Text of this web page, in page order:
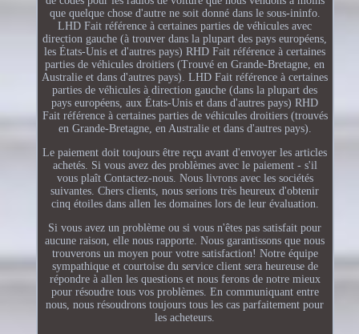
que quelque chose d'autre ne soit donné dans le sous-ininfo.
LHD Fait référence à certaines parties de véhicules avec
direction gauche (à trouver dans la plupart des pays européens,
les États-Unis et d'autres pays) RHD Fait référence à certaines
parties de véhicules droitiers (Trouvé en Grande-Bretagne, en
Australie et dans d'autres pays). LHD Fait référence à certaines
parties de véhicules à direction gauche (dans la plupart des
pays européens, aux États-Unis et dans d'autres pays) RHD
Fait référence à certaines parties de véhicules droitiers (trouvés
en Grande-Bretagne, en Australie et dans d'autres pays).
Le paiement doit toujours être reçu avant d'envoyer les articles
achetés. Si vous avez des problèmes avec le paiement - s'il
vous plaît Contactez-nous. Nous livrons avec les sociétés
suivantes. Chers clients, nous serions très heureux d'obtenir
cinq étoiles dans allen les domaines lors de leur évaluation.
Si vous avez un problème ou si vous n'êtes pas satisfait pour
aucune raison, elle nous rapporte. Nous garantissons que nous
trouverons un moyen pour votre satisfaction! Notre équipe
sympathique et courtoise du service client sera heureuse de
répondre à allen les questions et nous ferons de notre mieux
pour résoudre tous vos problèmes. En communiquant entre
nous, nous résoudrons toujours tous les cas parfaitement pour
les acheteurs.